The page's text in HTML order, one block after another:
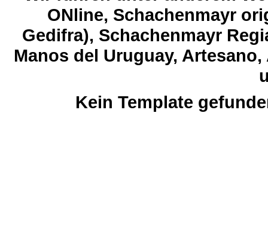
ONline, Schachenmayr
Gedifra), Schachenmayr
Manos del Uruguay,
Kein Template